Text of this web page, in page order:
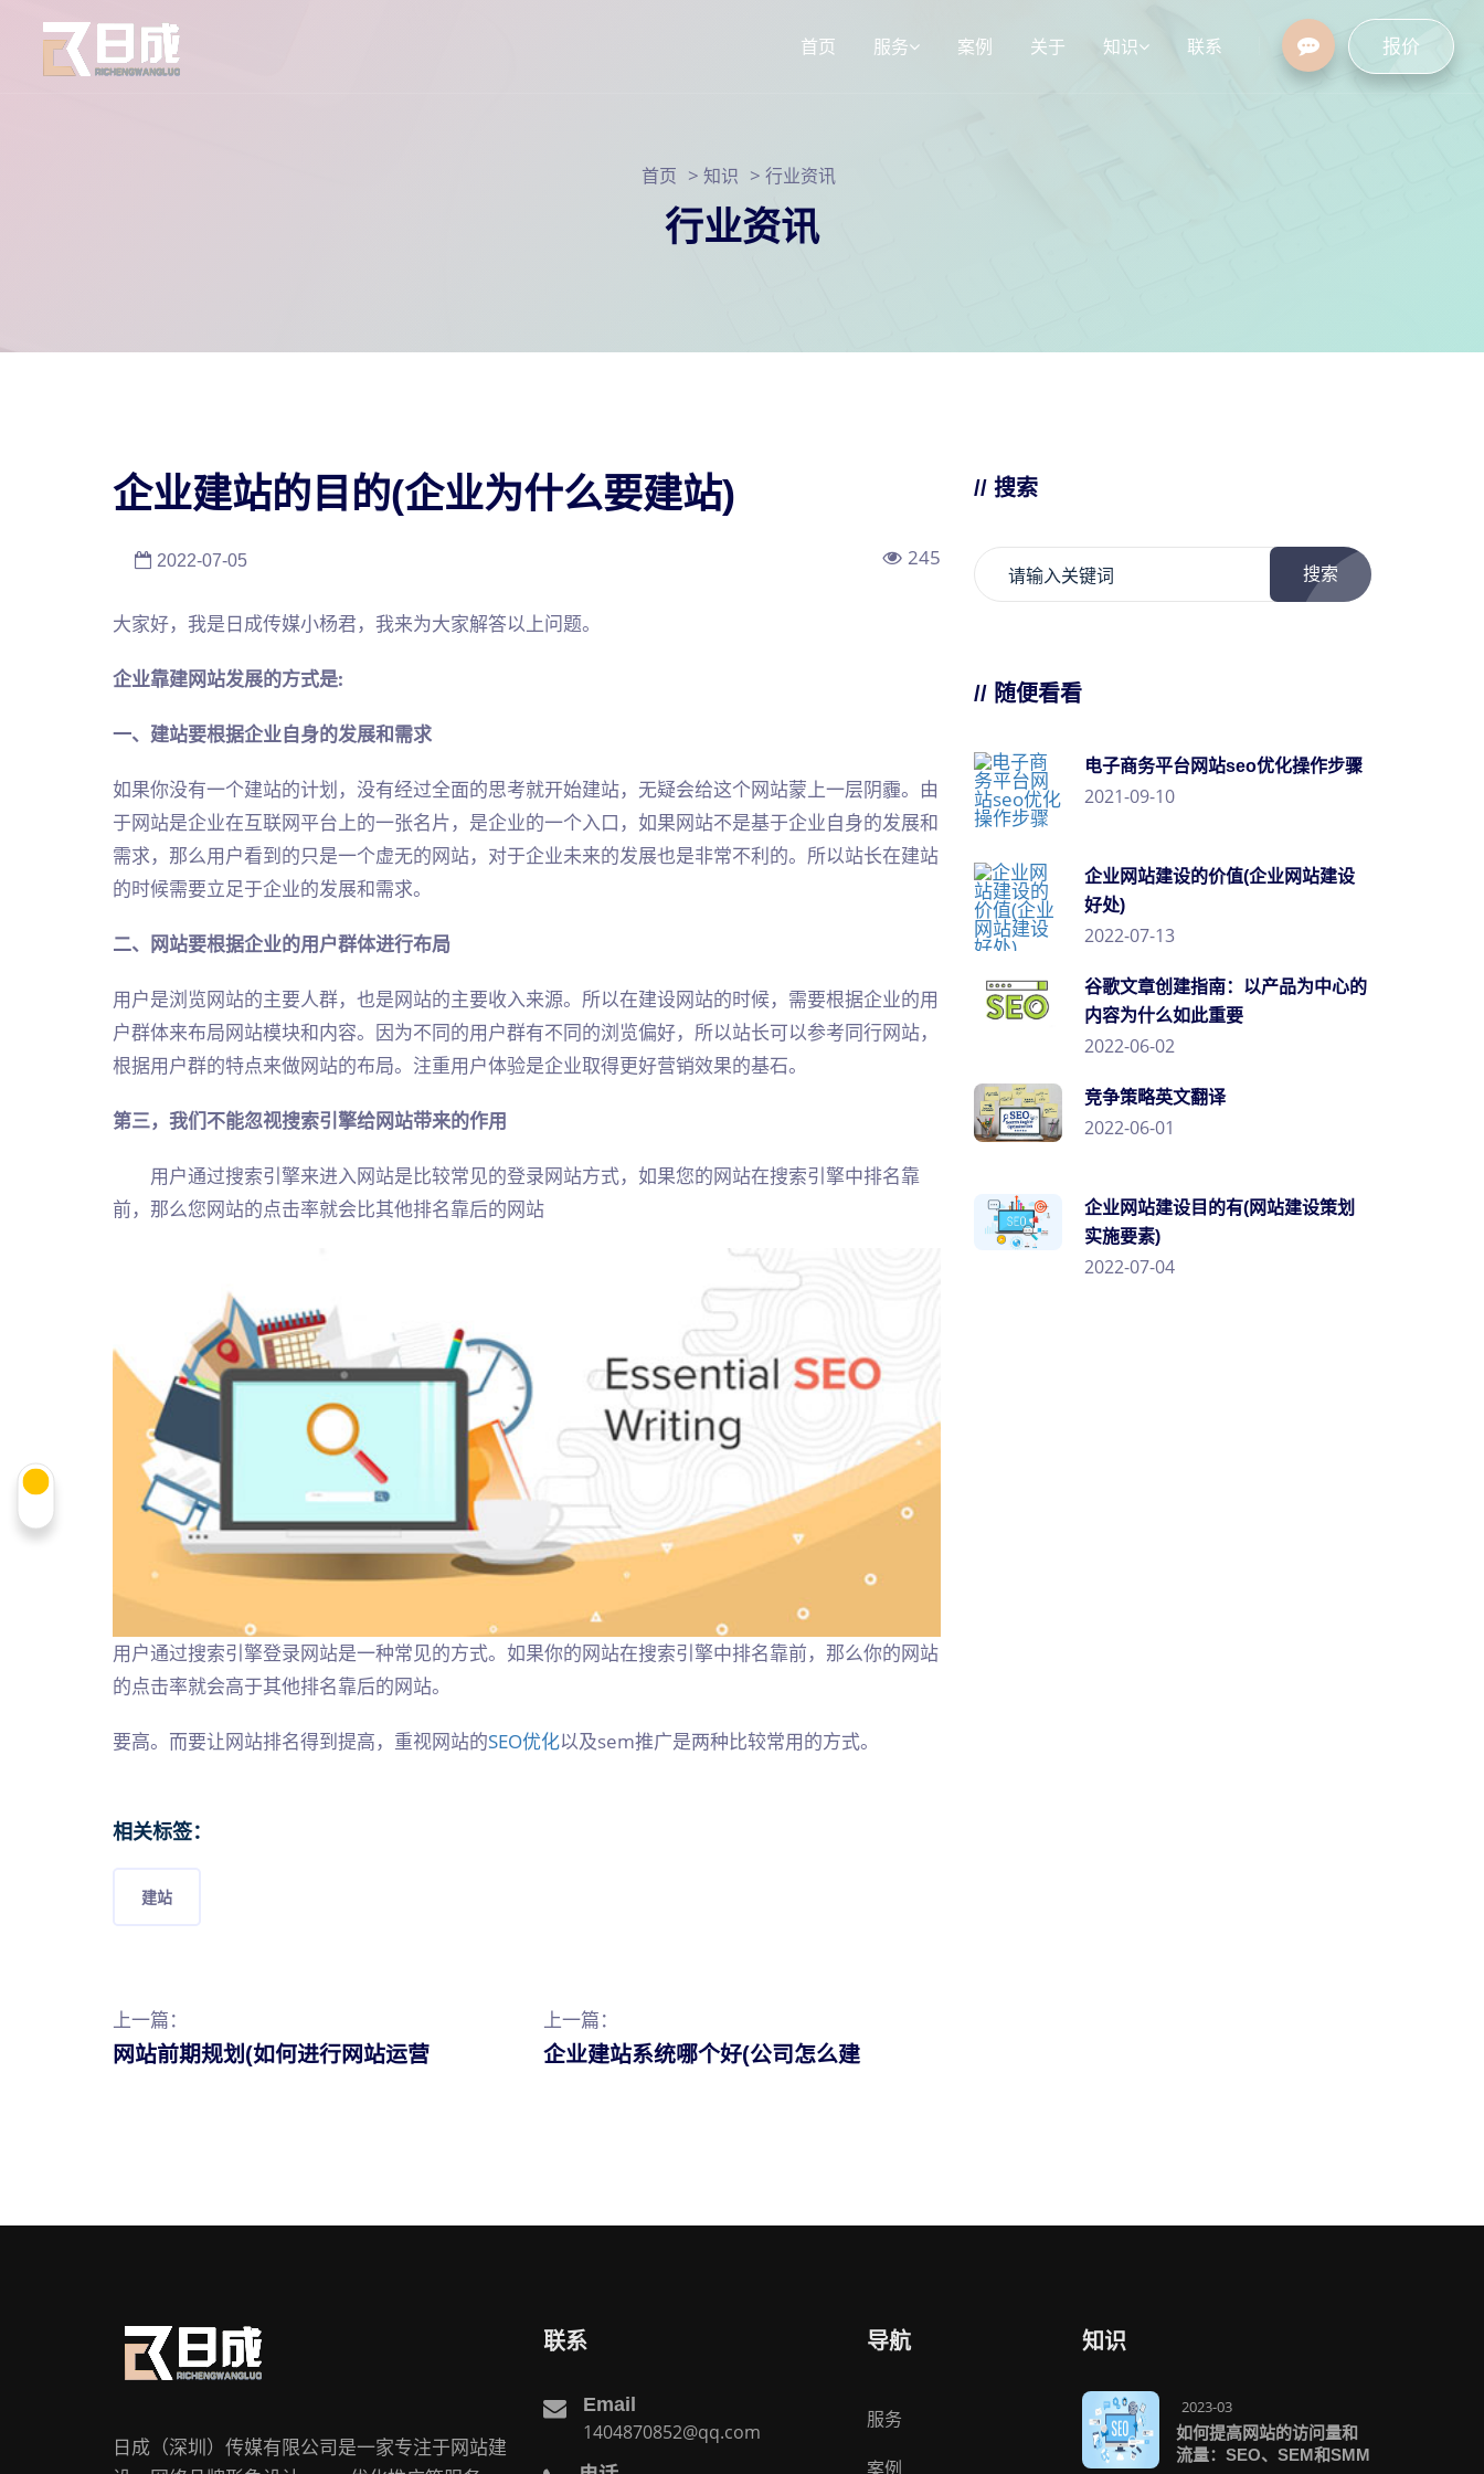
首页 服务 案例 关于 知识 联系 报价
首页 > 知识 > 行业资讯
行业资讯
企业建站的目的(企业为什么要建站)
2022-07-05 245
大家好，我是日成传媒小杨君，我来为大家解答以上问题。
企业靠建网站发展的方式是:
一、建站要根据企业自身的发展和需求
如果你没有一个建站的计划，没有经过全面的思考就开始建站，无疑会给这个网站蒙上一层阴霾。由
于网站是企业在互联网平台上的一张名片，是企业的一个入口，如果网站不是基于企业自身的发展和
需求，那么用户看到的只是一个虚无的网站，对于企业未来的发展也是非常不利的。所以站长在建站
的时候需要立足于企业的发展和需求。
二、网站要根据企业的用户群体进行布局
用户是浏览网站的主要人群，也是网站的主要收入来源。所以在建设网站的时候，需要根据企业的用
户群体来布局网站模块和内容。因为不同的用户群有不同的浏览偏好，所以站长可以参考同行网站，
根据用户群的特点来做网站的布局。注重用户体验是企业取得更好营销效果的基石。
第三，我们不能忽视搜索引擎给网站带来的作用
用户通过搜索引擎来进入网站是比较常见的登录网站方式，如果您的网站在搜索引擎中排名靠
前，那么您网站的点击率就会比其他排名靠后的网站
用户通过搜索引擎登录网站是一种常见的方式。如果你的网站在搜索引擎中排名靠前，那么你的网站
的点击率就会高于其他排名靠后的网站。
要高。而要让网站排名得到提高，重视网站的SEO优化以及sem推广是两种比较常用的方式。
相关标签：
建站
上一篇：
网站前期规划(如何进行网站运营
上一篇：
企业建站系统哪个好(公司怎么建
// 搜索
搜索
// 随便看看
电子商务平台网站seo优化操作步骤
2021-09-10
企业网站建设的价值(企业网站建设
好处)
2022-07-13
谷歌文章创建指南：以产品为中心的
内容为什么如此重要
2022-06-02
竞争策略英文翻译
2022-06-01
企业网站建设目的有(网站建设策划
实施要素)
2022-07-04
日成（深圳）传媒有限公司是一家专注于网站建
联系
Email
1404870852@qq.com
导航
服务
案例
知识
2023-03
如何提高网站的访问量和
流量：SEO、SEM和SMM